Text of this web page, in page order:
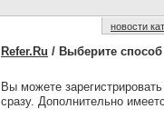
новости
Refer.Ru / Выберите способ
Вы можете
сразу. Дополнительно